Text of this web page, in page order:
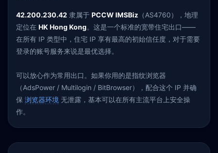
42.200.230.42 隶属于 PCCW IMSBiz （AS4760），地理
定位在 HK Hong Kong。这是一个标准的宽带住宅出口——
在所有 IP 类型中，住宅 IP 享有最高的初始信任度，对于需要
登录的账号服务来说是最优选择。
可以放心作为常用出口。如果你用的是指纹浏览器
（AdsPower / Multilogin / BitBrowser），配合这个 IP 并确
保 浏览器环境 无泄露，基本可以在所有主流平台上安全操
作。